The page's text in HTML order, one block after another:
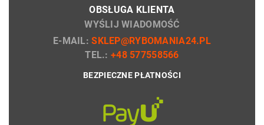
OBSŁUGA KLIENTA
WYŚLIJ WIADOMOŚĆ
E-MAIL:SKLEP@RYBOMANIA24.PL
TEL.:+48 577558566
BEZPIECZNE PŁATNOŚCI